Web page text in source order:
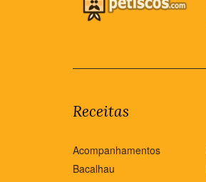
Receitas
Acompanhamentos
Bacalhau